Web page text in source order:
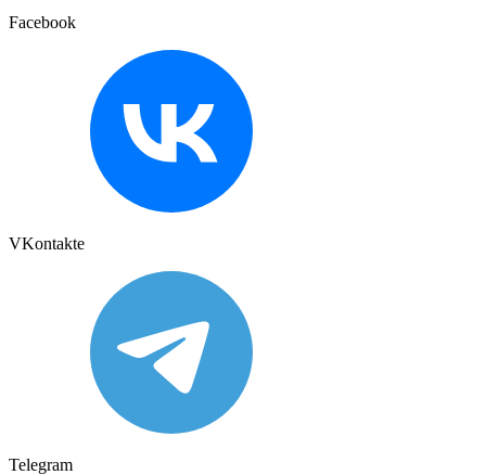
Facebook
VKontakte
Telegram